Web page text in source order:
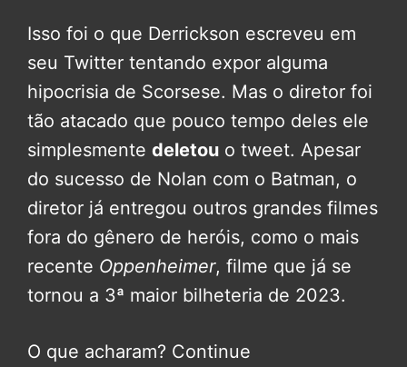
Isso foi o que Derrickson escreveu em
seu Twitter tentando expor alguma
hipocrisia de Scorsese. Mas o diretor foi
tão atacado que pouco tempo deles ele
simplesmente deletou o tweet. Apesar
do sucesso de Nolan com o Batman, o
diretor já entregou outros grandes filmes
fora do gênero de heróis, como o mais
recente Oppenheimer, filme que já se
tornou a 3ª maior bilheteria de 2023.
O que acharam? Continue